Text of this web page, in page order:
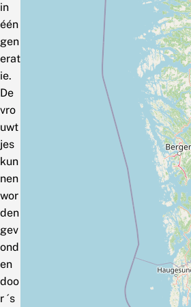
in
één
gen
erat
ie.
De
vro
uwt
jes
kun
nen
wor
den
gev
ond
en
doo
r ´s